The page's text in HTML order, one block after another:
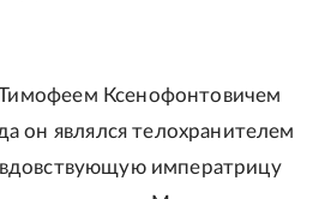
Тимофеем Ксенофонтовичем
он являлся телохранителем
императрицу